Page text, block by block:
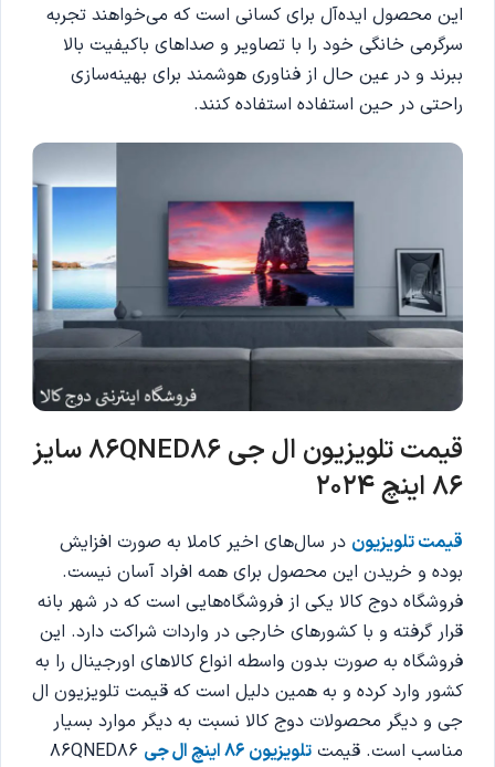
این محصول ایده‌آل برای کسانی است که می‌خواهند تجربه
سرگرمی خانگی خود را با تصاویر و صداهای باکیفیت بالا
ببرند و در عین حال از فناوری هوشمند برای بهینه‌سازی
راحتی در حین استفاده استفاده کنند.
قیمت تلویزیون ال جی 86QNED86 سایز
86 اینچ 2024
قیمت تلویزیون در سال‌های اخیر کاملا به صورت افزایش
بوده و خریدن این محصول برای همه افراد آسان نیست.
فروشگاه دوج کالا یکی از فروشگاه‌هایی است که در شهر بانه
قرار گرفته و با کشورهای خارجی در واردات شراکت دارد. این
فروشگاه به صورت بدون واسطه انواع کالاهای اورجینال را به
کشور وارد کرده و به همین دلیل است که قیمت تلویزیون ال
جی و دیگر محصولات دوج کالا نسبت به دیگر موارد بسیار
مناسب است. قیمت تلویزیون 86 اینچ ال جی
86QNED86